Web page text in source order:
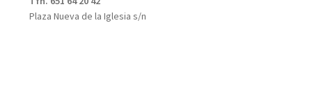
Plaza Nueva de la Iglesia s/n